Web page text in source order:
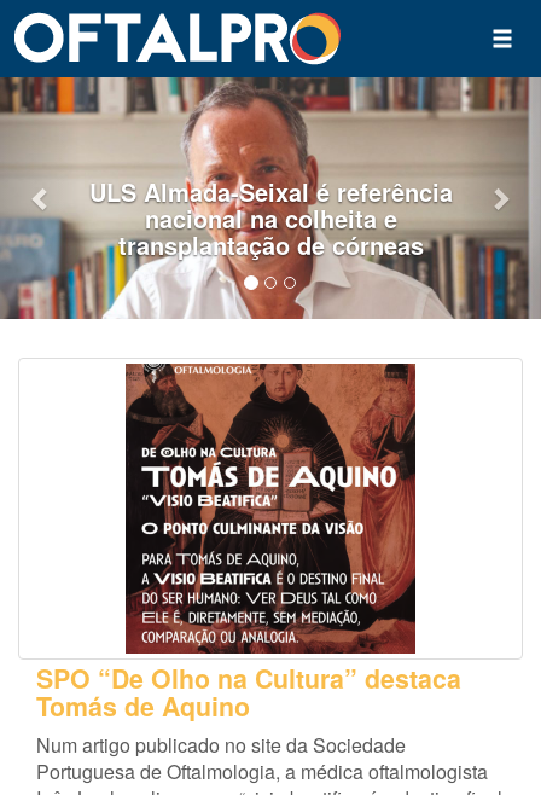
e
“Esta indexação traduz-
exigência
consistência e
Previous
SPO “De Olho na Cultura” destaca
Tomás de Aquino
Num artigo publicado no site da Sociedade
Portuguesa de Oftalmologia, a médica oftalmologista